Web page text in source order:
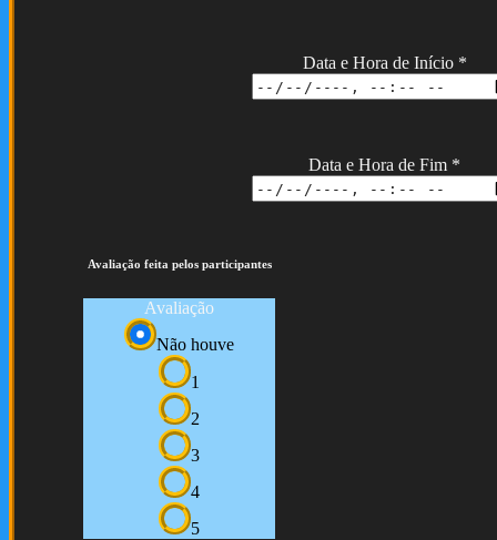
Data e Hora de Início *
Data e Hora de Fim *
Avaliação feita pelos participantes
Avaliação
Não houve
1
2
3
4
5